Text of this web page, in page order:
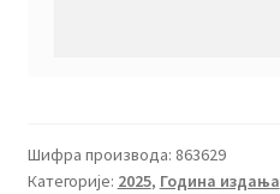
Шифра производа: 863629
Категорије: 2025, Година издања